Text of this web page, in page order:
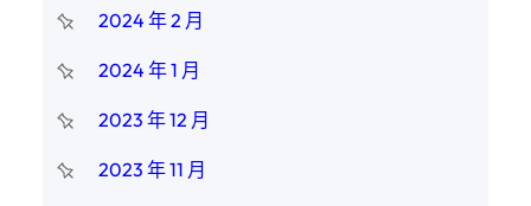
2024 年 2 月
2024 年 1 月
2023 年 12 月
2023 年 11 月